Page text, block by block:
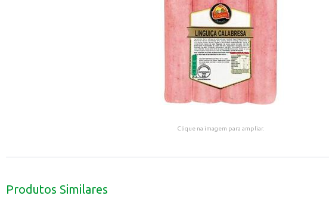
Clique na imagem para ampliar.
Produtos Similares